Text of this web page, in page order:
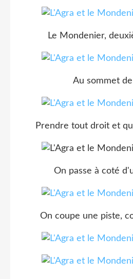
Le Mondenier,
Au sommet
Prendre tout droit et
On passe à coté
On coupe une piste,